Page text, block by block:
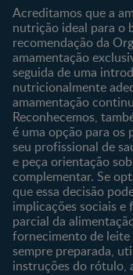
Sobre o Clube
Clube Bebé Nestlé
Entrar/Registe-se
Acreditamos que a
nutrição ideal para o
recomendação da
amamentação
seguida de uma
nutricionalmente
amamentação
Reconhecemos,
é uma opção para os
seu profissional de
e peça orientação
complementar. Se
que essa decisão
implicações sociais
parcial da
fornecimento de
sempre preparada,
instruções do rótulo,